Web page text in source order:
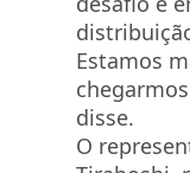
Estamos
disse.
O